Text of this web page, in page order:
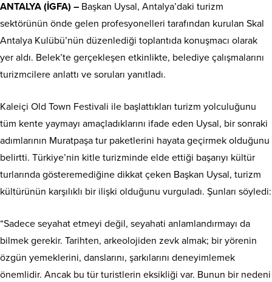
ANTALYA (İGFA) – Başkan Uysal, Antalya’daki turizm
sektörünün önde gelen profesyonelleri tarafından kurulan Skal
Antalya Kulübü’nün düzenlediği toplantıda konuşmacı olarak
yer aldı. Belek’te gerçekleşen etkinlikte, belediye çalışmalarını
turizmcilere anlattı ve soruları yanıtladı.
Kaleiçi Old Town Festivali ile başlattıkları turizm yolculuğunu
tüm kente yaymayı amaçladıklarını ifade eden Uysal, bir sonraki
adımlarının Muratpaşa tur paketlerini hayata geçirmek olduğunu
belirtti. Türkiye’nin kitle turizminde elde ettiği başarıyı kültür
turlarında gösteremediğine dikkat çeken Başkan Uysal, turizm
kültürünün karşılıklı bir ilişki olduğunu vurguladı. Şunları söyledi:
“Sadece seyahat etmeyi değil, seyahati anlamlandırmayı da
bilmek gerekir. Tarihten, arkeolojiden zevk almak; bir yörenin
özgün yemeklerini, danslarını, şarkılarını deneyimlemek
önemlidir. Ancak bu tür turistlerin eksikliği var. Bunun bir nedeni